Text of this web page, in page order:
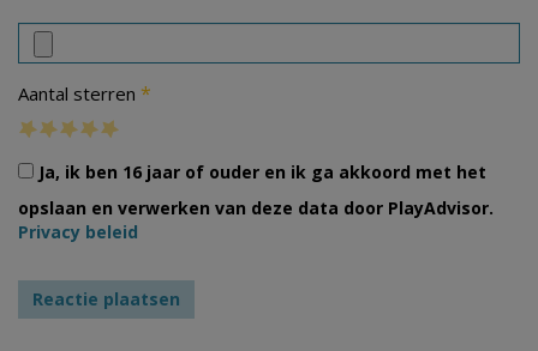
Aantal sterren *
Ja, ik ben 16 jaar of ouder en ik ga akkoord met het
opslaan en verwerken van deze data door PlayAdvisor.
Privacy beleid